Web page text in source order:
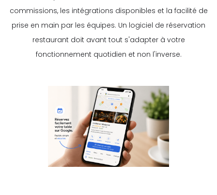
commissions, les intégrations disponibles et la facilité de
prise en main par les équipes. Un logiciel de réservation
restaurant doit avant tout s'adapter à votre
fonctionnement quotidien et non l'inverse.